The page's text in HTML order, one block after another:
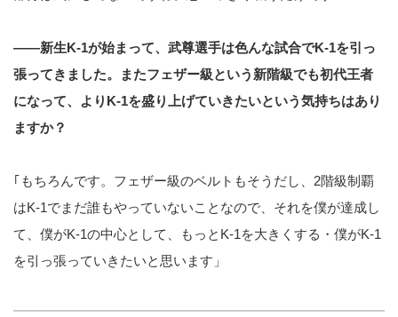
――新生K-1が始まって、武尊選手は色んな試合でK-1を引っ
張ってきました。またフェザー級という新階級でも初代王者
になって、よりK-1を盛り上げていきたいという気持ちはあり
ますか？
｢もちろんです。フェザー級のベルトもそうだし、2階級制覇
はK-1でまだ誰もやっていないことなので、それを僕が達成し
て、僕がK-1の中心として、もっとK-1を大きくする・僕がK-1
を引っ張っていきたいと思います」